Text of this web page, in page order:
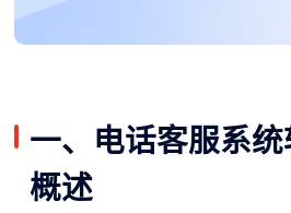
一、电话客服系
概述